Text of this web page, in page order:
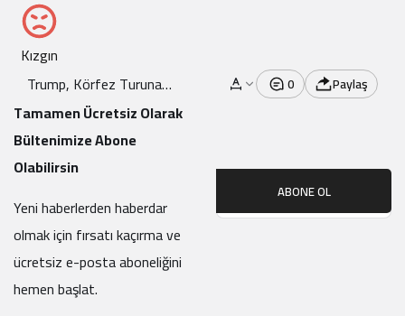
Kızgın
Trump, Körfez Turuna
Başladı
0 Paylaş
Tamamen Ücretsiz Olarak
Bültenimize Abone
Olabilirsin
Yeni haberlerden haberdar
olmak için fırsatı kaçırma ve
ücretsiz e-posta aboneliğini
hemen başlat.
ABONE OL